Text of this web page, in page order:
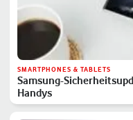
SMARTPHONES & TABLETS
Samsung-
Handys